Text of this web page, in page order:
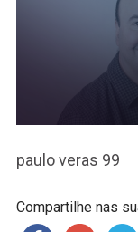
paulo veras 99
Compartilhe nas